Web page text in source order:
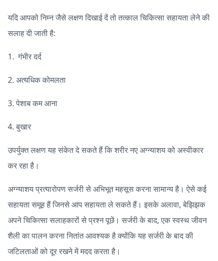
यदि आपको निम्न जैसे लक्षण दिखाई दें तो तत्काल चिकित्सा सहायता लेने की
सलाह दी जाती है:
1. गंभीर दर्द
2. अत्यधिक कोमलता
3. पेशाब कम आना
4. बुखार
उपर्युक्त लक्षण यह संकेत दे सकते हैं कि शरीर नए अग्न्याशय को अस्वीकार
कर रहा है।
अग्न्याशय प्रत्यारोपण सर्जरी से अभिभूत महसूस करना सामान्य है। ऐसे कई
सहायता समूह हैं जिनसे आप सहायता ले सकते हैं। इसके अलावा, बेझिझक
अपने चिकित्सा सलाहकारों से प्रश्न पूछें। सर्जरी के बाद, एक स्वस्थ जीवन
शैली का पालन करना नितांत आवश्यक है क्योंकि यह सर्जरी के बाद की
जटिलताओं को दूर रखने में मदद करता है।